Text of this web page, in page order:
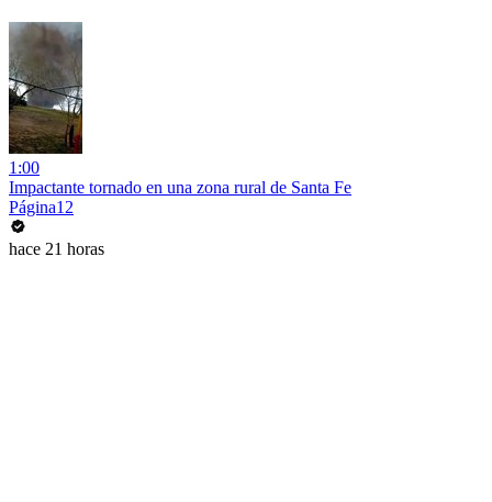
1:00
Impactante tornado en una zona rural de Santa Fe
Página12
hace 21 horas